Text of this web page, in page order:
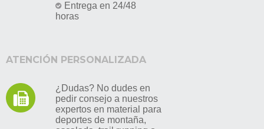
Entrega en 24/48
horas
ATENCIÓN PERSONALIZADA
¿Dudas? No dudes en
pedir consejo a nuestros
expertos en material para
deportes de montaña,